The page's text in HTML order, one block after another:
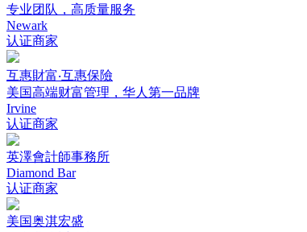
专业团队，高质量服务
Newark
认证商家
互惠財富‧互惠保險
美国高端财富管理，华人第一品牌
Irvine
认证商家
英澤會計師事務所
Diamond Bar
认证商家
美国奥淇宏盛